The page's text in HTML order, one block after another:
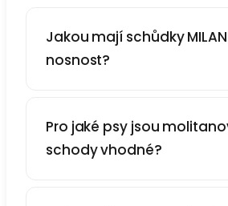
Jakou mají schůdky
nosnost?
Pro jaké psy jsou
schody vhodné?